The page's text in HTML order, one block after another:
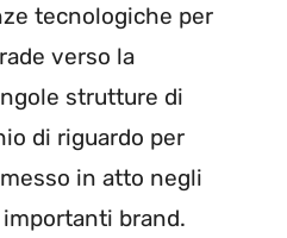
tecnologiche per
verso la
strutture di
di riguardo per
in atto negli
brand.